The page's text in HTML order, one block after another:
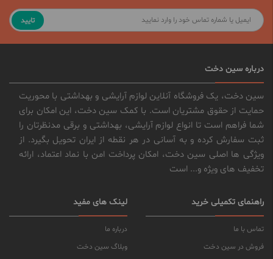
تایید
درباره سین دخت
سین دخت، یک فروشگاه آنلاین لوازم آرایشی و بهداشتی با محوریت
حمایت از حقوق مشتریان است. با کمک سین دخت، این امکان برای
شما فراهم است تا انواع لوازم آرایشی، بهداشتی و برقی مدنظرتان را
ثبت سفارش کرده و به آسانی در هر نقطه از ایران تحویل بگیرد. از
ویژگی ها اصلی سین دخت، امکان پرداخت امن با نماد اعتماد، ارائه
تخفیف های ویژه و... است
راهنمای تکمیلی خرید
تماس با ما
فروش در سین دخت
لینک های مفید
درباره ما
وبلاگ سین دخت